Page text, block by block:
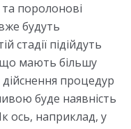
та поролонові
будуть
стадії підійдуть
що мають більшу
процедур
буде наявність
ось, наприклад, у